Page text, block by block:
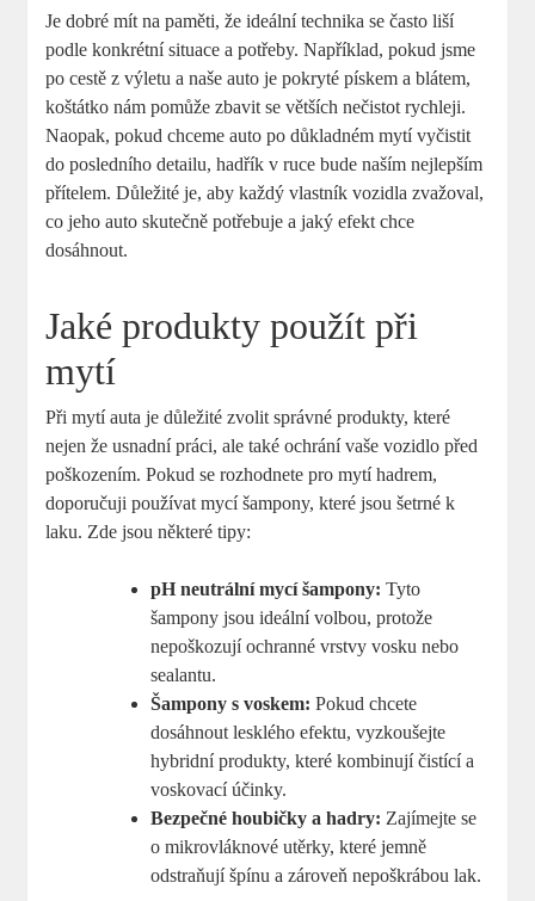
Je dobré mít na paměti, že ideální technika se často liší
podle konkrétní situace a potřeby. Například, pokud jsme
po cestě z výletu a naše auto je pokryté pískem a blátem,
koštátko nám pomůže zbavit se větších nečistot rychleji.
Naopak, pokud chceme auto po důkladném mytí vyčistit
do posledního detailu, hadřík v ruce bude naším nejlepším
přítelem. Důležité je, aby každý vlastník vozidla zvažoval,
co jeho auto skutečně potřebuje a jaký efekt chce
dosáhnout.
Jaké produkty použít při
mytí
Při mytí auta je důležité zvolit správné produkty, které
nejen že usnadní práci, ale také ochrání vaše vozidlo před
poškozením. Pokud se rozhodnete pro mytí hadrem,
doporučuji používat mycí šampony, které jsou šetrné k
laku. Zde jsou některé tipy:
pH neutrální mycí šampony: Tyto
šampony jsou ideální volbou, protože
nepoškozují ochranné vrstvy vosku nebo
sealantu.
Šampony s voskem: Pokud chcete
dosáhnout lesklého efektu, vyzkoušejte
hybridní produkty, které kombinují čistící a
voskovací účinky.
Bezpečné houbičky a hadry: Zajímejte se
o mikrovláknové utěrky, které jemně
odstraňují špínu a zároveň nepoškrábou lak.